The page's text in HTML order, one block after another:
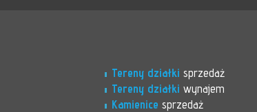
Tereny działki sprzedaż
Tereny działki wynajem
Kamienice sprzedaż